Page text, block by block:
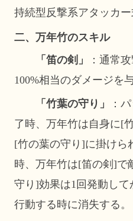
持続型反撃系アタッカ
二、万年竹のスキル
「笛の剣」
：通常
100%相当のダメージを
「竹葉の守り」
：
了時、万年竹は自身に[
[竹の葉の守り]に掛けら
時、万年竹は[笛の剣]で
守り]効果は1回発動し
行動する時に消失する。